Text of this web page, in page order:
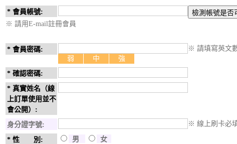
* 會員帳號:
※ 請用E-mail註冊會員
* 會員密碼:
弱
中 強
※ 請填寫英文
* 確認密碼:
* 真實姓名（線
上訂單使用並不
會公開）:
身分證字號:
※ 線上刷卡必
* 性 別: 男 女